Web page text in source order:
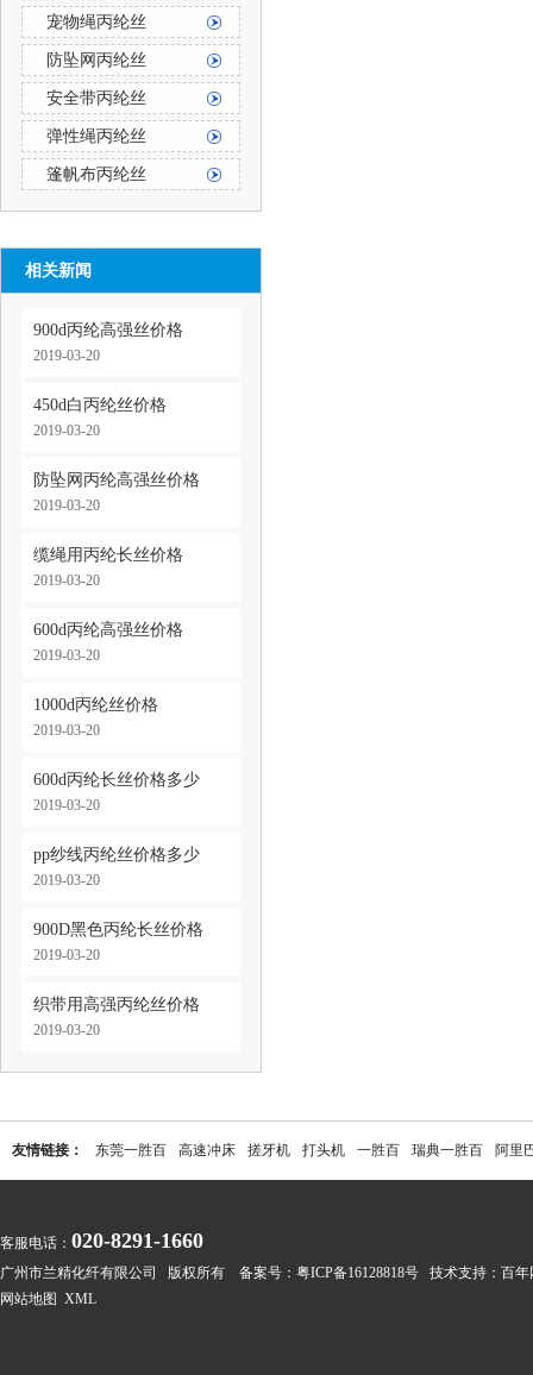
宠物绳丙纶丝
防坠网丙纶丝
安全带丙纶丝
弹性绳丙纶丝
篷帆布丙纶丝
相关新闻
900d丙纶高强丝价格
2019-03-20
450d白丙纶丝价格
2019-03-20
防坠网丙纶高强丝价格
2019-03-20
缆绳用丙纶长丝价格
2019-03-20
600d丙纶高强丝价格
2019-03-20
1000d丙纶丝价格
2019-03-20
600d丙纶长丝价格多少
2019-03-20
pp纱线丙纶丝价格多少
2019-03-20
900D黑色丙纶长丝价格
2019-03-20
织带用高强丙纶丝价格
2019-03-20
友情链接： 东莞一胜百 高速冲床 搓牙机 打头机 一胜百 瑞典一胜百 阿里
客服电话： 020-8291-1660
广州市兰精化纤有限公司 版权所有 备案号： 粤ICP备16128818号 技术支持： 百年
网站地图 XML